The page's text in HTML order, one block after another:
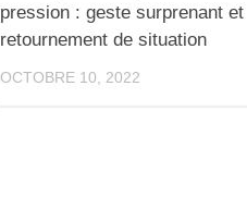
pression : geste surprenant et
retournement de situation
OCTOBRE 10, 2022